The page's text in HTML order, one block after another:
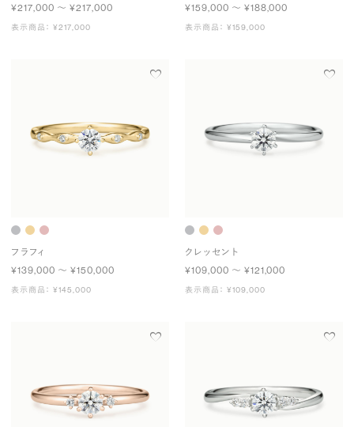
¥217,000 〜 ¥217,000
表示商品： ¥217,000
¥159,000 〜 ¥188,000
表示商品： ¥159,000
フラフィ
¥139,000 〜 ¥150,000
表示商品： ¥145,000
クレッセント
¥109,000 〜 ¥121,000
表示商品： ¥109,000